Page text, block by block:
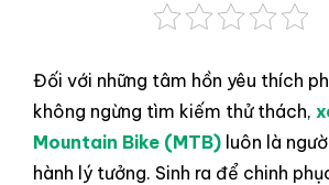
Đối với những tâm hồn yêu thích
không ngừng tìm kiếm thử thách,
Mountain Bike (MTB) luôn là
hành lý tưởng. Sinh ra để chinh